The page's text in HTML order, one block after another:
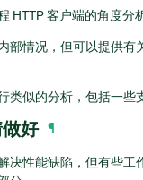
HTTP 客户端的角度分
部情况，但可以提供
类似的分析，包括一些
好 ¶
决性能缺陷，但有些